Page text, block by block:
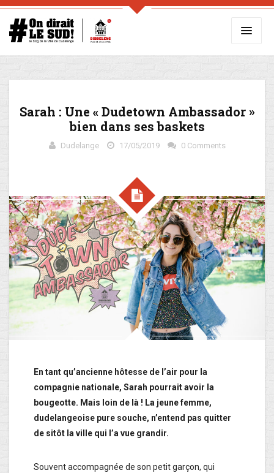
Sarah : Une « Dudetown Ambassador »
bien dans ses baskets
Dudelange 17/05/2019 0 Comments
En tant qu’ancienne hôtesse de l’air pour la
compagnie nationale, Sarah pourrait avoir la
bougeotte. Mais loin de là ! La jeune femme,
dudelangeoise pure souche, n’entend pas quitter
de sitôt la ville qui l’a vue grandir.
Souvent accompagnée de son petit garçon, qui